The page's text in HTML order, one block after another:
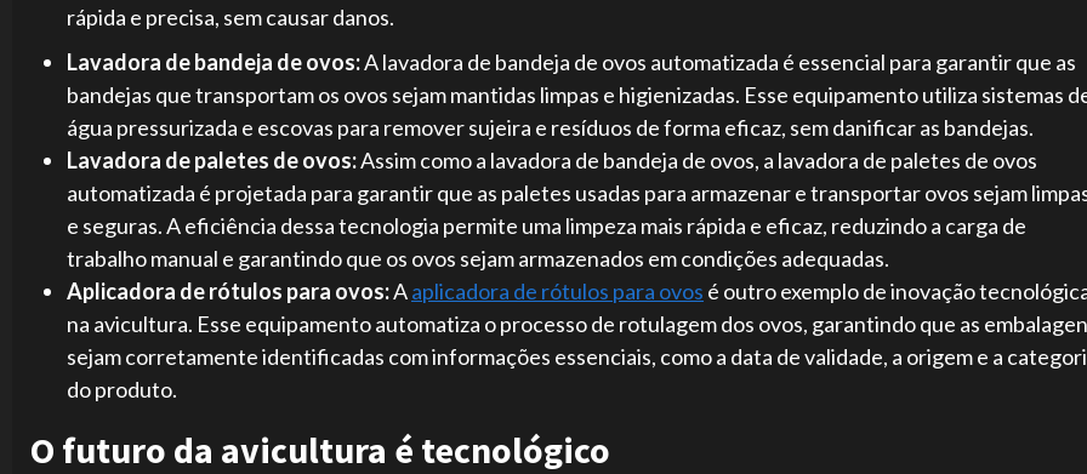
rápida e precisa, sem causar danos.
Lavadora de bandeja de ovos:A lavadora de bandeja de ovos automatizada é essencial para garantir que as
bandejas que transportam os ovos sejam mantidas limpas e higienizadas. Esse equipamento utiliza sistemas
água pressurizada e escovas para remover sujeira e resíduos de forma eficaz, sem danificar as bandejas.
Lavadora de paletes de ovos:Assim como a lavadora de bandeja de ovos, a lavadora de paletes de ovos
automatizada é projetada para garantir que as paletes usadas para armazenar e transportar ovos sejam
e seguras. A eficiência dessa tecnologia permite uma limpeza mais rápida e eficaz, reduzindo a carga de
trabalho manual e garantindo que os ovos sejam armazenados em condições adequadas.
Aplicadora de rótulos para ovos:Aaplicadora de rótulos para ovos é outro exemplo de inovação
na avicultura. Esse equipamento automatiza o processo de rotulagem dos ovos, garantindo que as
sejam corretamente identificadas com informações essenciais, como a data de validade, a origem e a
do produto.
O futuro da avicultura é tecnológico